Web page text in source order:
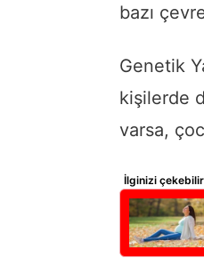
bazı
Genetik
kişilerde
varsa,
İlginizi çekebilir